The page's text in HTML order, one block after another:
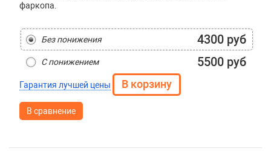
фаркопа.
Без понижения 4300 руб
С понижением 5500 руб
Гарантия лучшей цены
В сравнение